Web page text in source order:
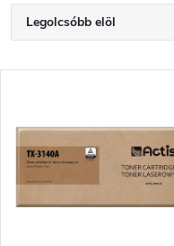
T
e
r
m
é
Legolcsóbb elöl
ABC szerint
e
r